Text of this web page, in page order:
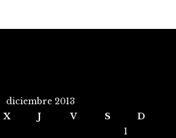
diciembre 2013
X J V S
D
1